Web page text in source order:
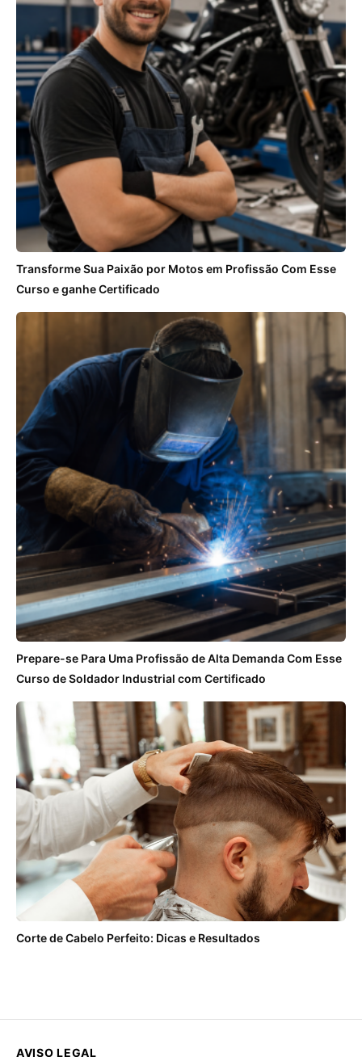
Transforme Sua Paixão por Motos em Profissão Com Esse
Curso e ganhe Certificado
Prepare-se Para Uma Profissão de Alta Demanda Com Esse
Curso de Soldador Industrial com Certificado
Corte de Cabelo Perfeito: Dicas e Resultados
AVISO LEGAL